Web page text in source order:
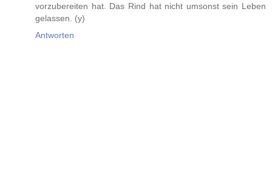
vorzubereiten hat. Das Rind hat nicht umsonst sein Leben
gelassen. (y)
Antworten